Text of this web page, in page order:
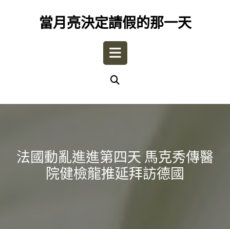
當月亮決定請假的那一天
Open
法國動亂進進第四天 馬克秀傳醫
院健檢龍推延拜訪德國